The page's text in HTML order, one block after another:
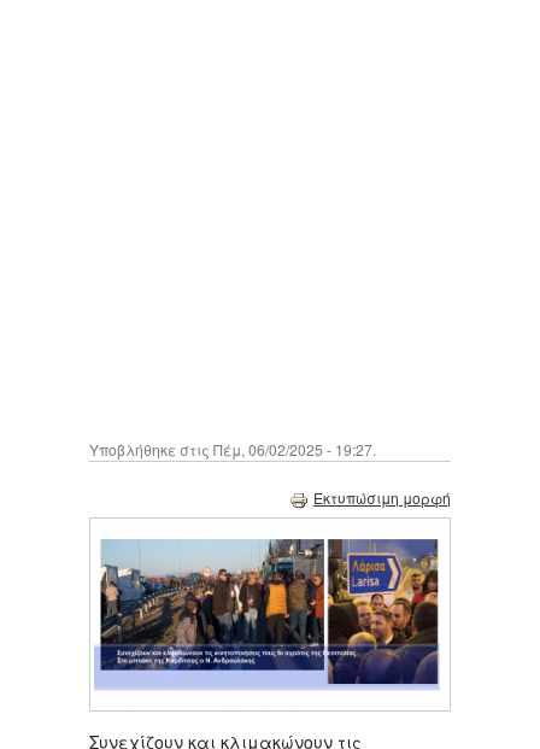
Υποβλήθηκε στις Πέμ, 06/02/2025 - 19:27.
Εκτυπώσιμη μορφή
Συνεχίζουν και κλιμακώνουν τις